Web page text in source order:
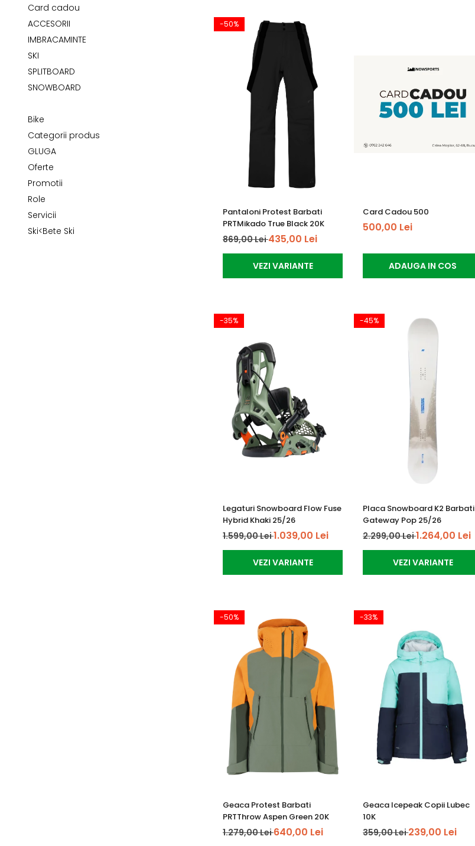
Pantaloni outdoor
Sosete Outdoor
Curele
Sepci
Bustiere
Card cadou
ACCESORII
IMBRACAMINTE
SKI
SPLITBOARD
SNOWBOARD
Bike
Categorii produs
GLUGA
Oferte
Promotii
Role
Servicii
Ski<Bete Ski
-50%
Pantaloni Protest Barbati
PRTMikado True Black 20K
869,00 Lei435,00 Lei
VEZI VARIANTE
Card Cadou 500
500,00 Lei
ADAUGA IN COS
-35%
Legaturi Snowboard Flow Fuse
Hybrid Khaki 25/26
1.599,00 Lei1.039,00 Lei
VEZI VARIANTE
-45%
Placa Snowboard K2 Barbati
Gateway Pop 25/26
2.299,00 Lei1.264,00 Lei
VEZI VARIANTE
-50%
Geaca Protest Barbati
PRTThrow Aspen Green 20K
1.279,00 Lei640,00 Lei
-33%
Geaca Icepeak Copii Lubec
10K
359,00 Lei239,00 Lei